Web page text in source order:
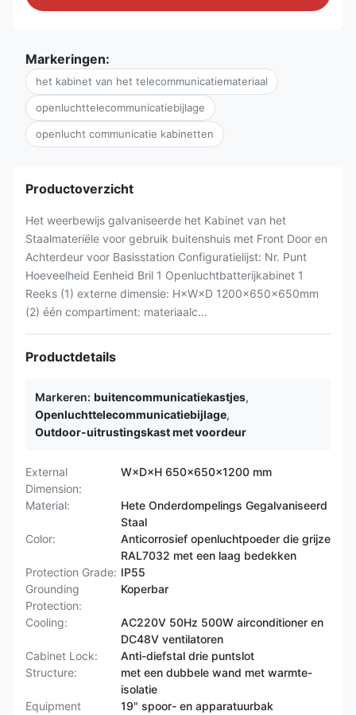
Markeringen:
het kabinet van het telecommunicatiemateriaal
openluchttelecommunicatiebijlage
openlucht communicatie kabinetten
Productoverzicht
Het weerbewijs galvaniseerde het Kabinet van het
Staalmateriële voor gebruik buitenshuis met Front Door en
Achterdeur voor Basisstation Configuratielijst: Nr. Punt
Hoeveelheid Eenheid Bril 1 Openluchtbatterijkabinet 1
Reeks (1) externe dimensie: H×W×D 1200×650×650mm
(2) één compartiment: materiaalc...
Productdetails
Markeren: buitencommunicatiekastjes,
Openluchttelecommunicatiebijlage,
Outdoor-uitrustingskast met voordeur
External
Dimension:
W×D×H 650×650×1200 mm
Material:
Hete Onderdompelings Gegalvaniseerd
Staal
Color:
Anticorrosief openluchtpoeder die grijze
RAL7032 met een laag bedekken
Protection Grade: IP55
Grounding
Protection:
Koperbar
Cooling:
AC220V 50Hz 500W airconditioner en
DC48V ventilatoren
Cabinet Lock:
Anti-diefstal drie puntslot
Structure:
met een dubbele wand met warmte-
isolatie
Equipment
19" spoor- en apparatuurbak